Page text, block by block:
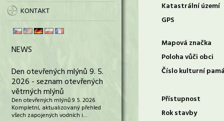
KONTAKT
NEWS
Den otevřených mlýnů 9. 5.
2026 - seznam otevřených
větrných mlýnů
Den otevřených mlýnů 9. 5. 2026
Kompletní, aktualizovaný přehled
všech zapojených vodních i…
Katastrální území
GPS
Mapová značka
Poloha vůči obci
Číslo kulturní
Přístupnost
Rok stavby